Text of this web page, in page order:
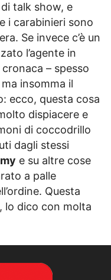
talk show, e
i carabinieri sono
Se invece c’è un
l’agente in
– spesso
insomma il
ecco, questa cosa
dispiacere e
di coccodrillo
dagli stessi
e su altre cose
a palle
Questa
lo dico con molta